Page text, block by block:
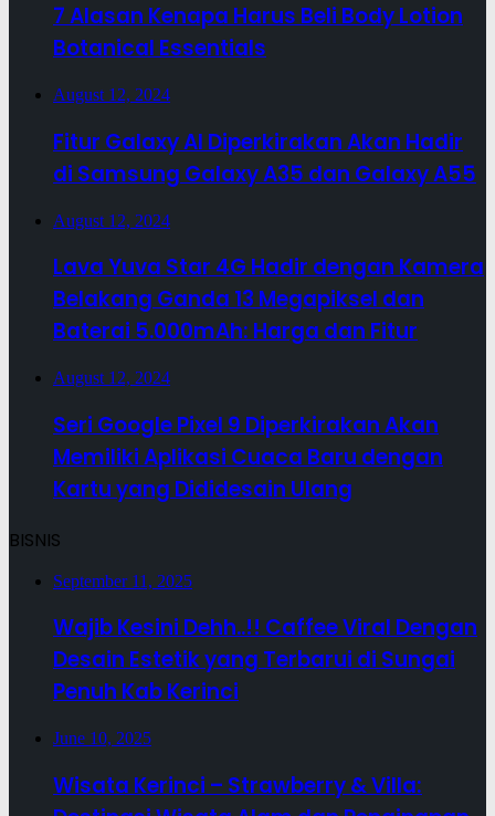
7 Alasan Kenapa Harus Beli Body Lotion
Botanical Essentials
August 12, 2024
Fitur Galaxy AI Diperkirakan Akan Hadir
di Samsung Galaxy A35 dan Galaxy A55
August 12, 2024
Lava Yuva Star 4G Hadir dengan Kamera
Belakang Ganda 13 Megapiksel dan
Baterai 5.000mAh: Harga dan Fitur
August 12, 2024
Seri Google Pixel 9 Diperkirakan Akan
Memiliki Aplikasi Cuaca Baru dengan
Kartu yang Dididesain Ulang
BISNIS
September 11, 2025
Wajib Kesini Dehh..!! Caffee Viral Dengan
Desain Estetik yang Terbarui di Sungai
Penuh Kab Kerinci
June 10, 2025
Wisata Kerinci – Strawberry & Villa: